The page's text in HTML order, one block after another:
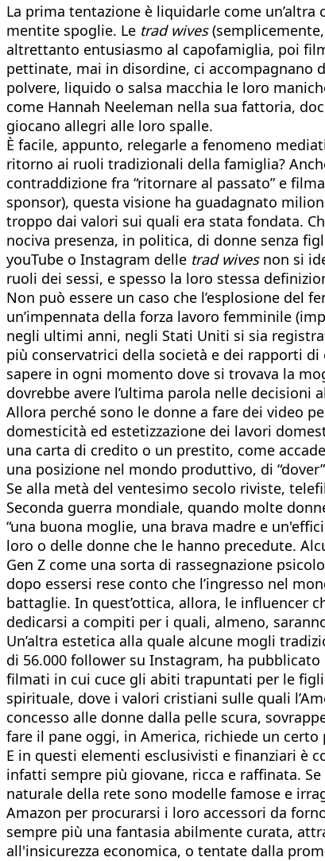
La prima tentazione è liquidarle come
mentite spoglie. Le trad wives
altrettanto entusiasmo al capofamiglia, poi
pettinate, mai in disordine, ci accompagnano
polvere, liquido o salsa macchia le loro
come Hannah Neeleman nella sua fattoria,
giocano allegri alle loro spalle.
È facile, appunto, relegarle a fenomeno
ritorno ai ruoli tradizionali della famiglia?
contraddizione fra “ritornare al passato” e
sponsor), questa visione ha guadagnato
troppo dai valori sui quali era stata fondata.
nociva presenza, in politica, di donne senza
youTube o Instagram delle trad wivesnon si
ruoli dei sessi, e spesso la loro stessa
Non può essere un caso che l’esplosione del
un’impennata della forza lavoro femminile
negli ultimi anni, negli Stati Uniti si sia
più conservatrici della società e dei rapporti
sapere in ogni momento dove si trovava la
dovrebbe avere l’ultima parola nelle decisioni
Allora perché sono le donne a fare dei video
domesticità ed estetizzazione dei lavori
una carta di credito o un prestito, come
una posizione nel mondo produttivo, di
Se alla metà del ventesimo secolo riviste,
Seconda guerra mondiale, quando molte
“una buona moglie, una brava madre e
loro o delle donne che le hanno precedute.
Gen Z come una sorta di rassegnazione
dopo essersi rese conto che l’ingresso nel
battaglie. In quest’ottica, allora, le influencer
dedicarsi a compiti per i quali, almeno,
Un’altra estetica alla quale alcune mogli
di 56.000 follower su Instagram, ha
filmati in cui cuce gli abiti trapuntati per le
spirituale, dove i valori cristiani sulle quali
concesso alle donne dalla pelle scura,
fare il pane oggi, in America, richiede un
E in questi elementi esclusivisti e finanziari è
infatti sempre più giovane, ricca e raffinata.
naturale della rete sono modelle famose e
Amazon per procurarsi i loro accessori da
sempre più una fantasia abilmente curata,
all'insicurezza economica, o tentate dalla